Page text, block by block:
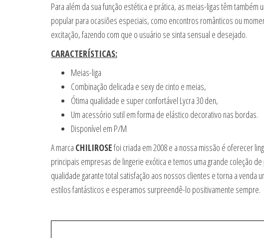
Para além da sua função estética e prática, as meias-ligas têm
popular para ocasiões especiais, como encontros românticos ou
excitação, fazendo com que o usuário se sinta sensual e desejado.
CARACTERÍSTICAS:
Meias-liga
Combinação delicada e sexy de cinto e meias,
Ótima qualidade e super confortável Lycra 30 den,
Um acessório sutil em forma de elástico decorativo nas bordas.
Disponível em P/M
A marca CHILIROSEfoi criada em 2008 e a nossa missão é oferecer
principais empresas de lingerie exótica e temos uma grande coleção
qualidade garante total satisfação aos nossos clientes e torna a
estilos fantásticos e esperamos surpreendê-lo positivamente sempre.